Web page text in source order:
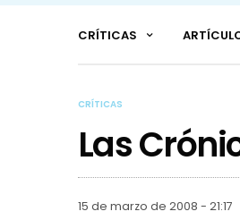
CRÍTICAS
CRÍTICAS
Las
15 de marzo de 2008 - 21:17